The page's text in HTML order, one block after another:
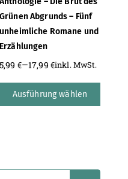
Grünen Abgrunds – Fünf
unheimliche Romane und
Erzählungen
5,99 €–17,99 €inkl. MwSt.
Ausführung wählen